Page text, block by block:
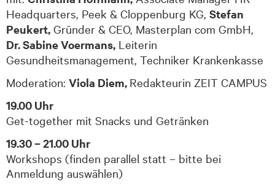
Headquarters, Peek & Cloppenburg KG, Stefan
Peukert, Gründer & CEO, Masterplan com GmbH,
Dr. Sabine Voermans, Leiterin
Gesundheitsmanagement, Techniker Krankenkasse
Moderation: Viola Diem, Redakteurin ZEIT CAMPUS
19.00 Uhr
Get-together mit Snacks und Getränken
19.30 – 21.00 Uhr
Workshops (finden parallel statt – bitte bei
Anmeldung auswählen)